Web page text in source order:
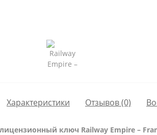
Характеристики Отзывов (0)
ключ Railway Empire –